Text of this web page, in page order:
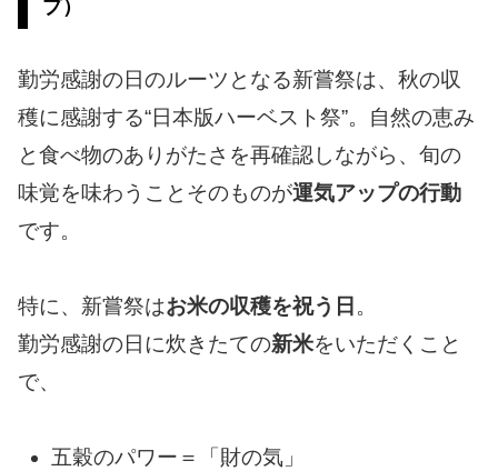
プ）
勤労感謝の日のルーツとなる新嘗祭は、秋の収
穫に感謝する“日本版ハーベスト祭”。自然の恵み
と食べ物のありがたさを再確認しながら、旬の
味覚を味わうことそのものが運気アップの行動
です。
特に、新嘗祭はお米の収穫を祝う日 。
勤労感謝の日に炊きたての新米をいただくこと
で、
五穀のパワー＝「財の気」